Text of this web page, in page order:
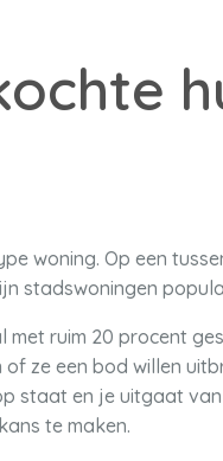
woning. Op een
stadswoningen
ruim 20 procent
ze een bod willen
staat en je uitgaat
te maken.